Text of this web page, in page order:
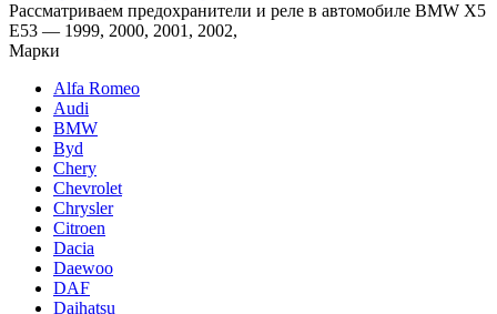
Рассматриваем предохранители и реле в автомобиле BMW X5
E53 — 1999, 2000, 2001, 2002,
Марки
Alfa Romeo
Audi
BMW
Byd
Chery
Chevrolet
Chrysler
Citroen
Dacia
Daewoo
DAF
Daihatsu